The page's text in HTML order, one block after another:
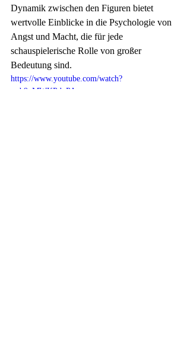
Dynamik zwischen den Figuren bietet
wertvolle Einblicke in die Psychologie von
Angst und Macht, die für jede
schauspielerische Rolle von großer
Bedeutung sind.
https://www.youtube.com/watch?
v=b9uMWKPdnPA